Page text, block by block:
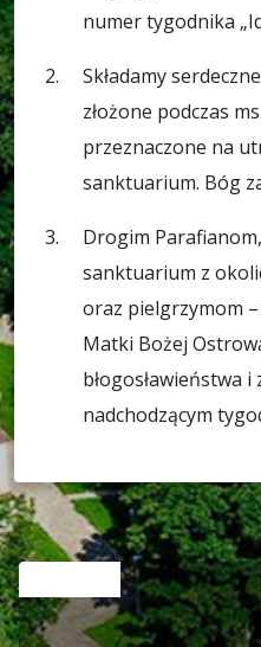
numer tygodnika
Składamy
złożone podczas
przeznaczone na
sanktuarium. Bóg
Drogim
sanktuarium z
oraz pielgrzymom
Matki Bożej
błogosławieństwa
nadchodzącym